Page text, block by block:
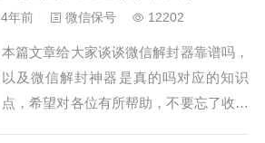
4年前 微信保号 12202
本篇文章给大家谈谈微信解封器靠谱吗，
以及微信解封神器是真的吗对应的知识
点，希望对各位有所帮助，不要忘了收藏